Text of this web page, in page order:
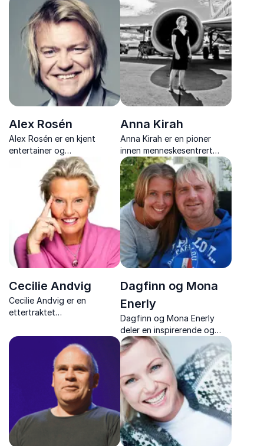
Alex Rosén
Alex Rosén er en kjent
entertainer og
foredragsholder som
engasjerer med humor,
energi og inspirerende
historier fra sitt liv og
Anna Kirah
Anna Kirah er en pioner
innen menneskesentrert
design og innovasjon, kjent
for sine engasjerende og
innsiktsfulle foredrag om
brukeropplevelse og
teknologi.
Cecilie Andvig
Cecilie Andvig er en
ettertraktet
mentaltrener, kjent for sitt
arbeid med hvordan mental
styrke, ledelse og
selvledelse kan hjelpe både
enkeltpersoner og
organisasjoner til å preste...
Dagfinn og Mona
Enerly
Dagfinn og Mona Enerly
deler en inspirerende og
rørende historie om styrke,
kjærlighet og vilje til å
kjempe videre etter en
dramatisk ulykke. Sammen
forteller de om hvordan
livet ble snudd på hodet, ...